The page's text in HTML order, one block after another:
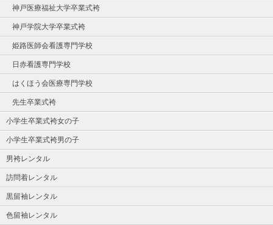
神戸医療福祉大学卒業式袴
神戸学院大学卒業式袴
姫路医師会看護専門学校
日赤看護専門学校
はくほう会医療専門学校
先生卒業式袴
小学生卒業式袴女の子
小学生卒業式袴男の子
男袴レンタル
訪問着レンタル
黒留袖レンタル
色留袖レンタル